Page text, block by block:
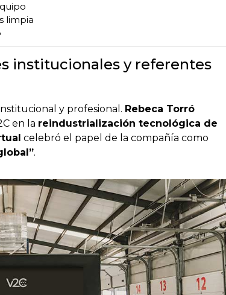
limpia
institucionales y referentes
y profesional. Rebeca Torró
en la reindustrialización tecnológica de
celebró el papel de la compañía como
.